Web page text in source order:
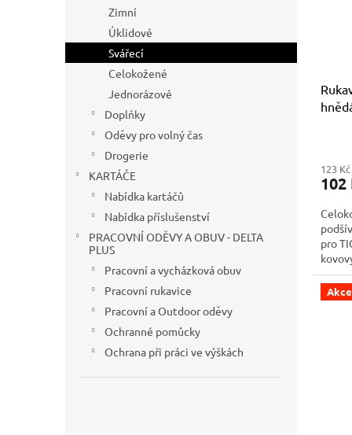
Zimní
Úklidové
Svářecí
Celokožené
Jednorázové
Doplňky
Oděvy pro volný čas
Drogerie
KARTÁČE
Nabídka kartáčů
Nabídka příslušenství
PRACOVNÍ ODĚVY A OBUV - DELTA
PLUS
Pracovní a vycházková obuv
Pracovní rukavice
Pracovní a Outdoor oděvy
Ochranné pomůcky
Ochrana při práci ve výškách
123
102
pro
těžký
Akce